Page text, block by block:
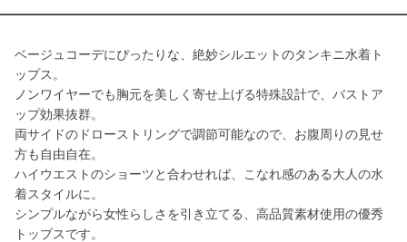
ベージュコーデにぴったりな、絶妙シルエットのタンキニ水着ト
ップス。
ノンワイヤーでも胸元を美しく寄せ上げる特殊設計で、バストア
ップ効果抜群。
両サイドのドローストリングで調節可能なので、お腹周りの見せ
方も自由自在。
ハイウエストのショーツと合わせれば、こなれ感のある大人の水
着スタイルに。
シンプルながら女性らしさを引き立てる、高品質素材使用の優秀
トップスです。